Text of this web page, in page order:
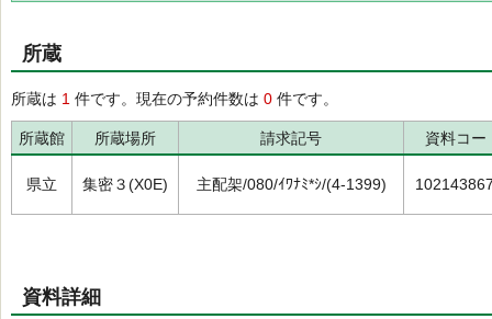
所蔵
所蔵は 1 件です。現在の予約件数は 0 件です。
所蔵館 所蔵場所 請求記号 資料コー
県立 集密３(X0E) 主配架/080/ｲﾜﾅﾐ*ｼ/(4-1399)
資料詳細